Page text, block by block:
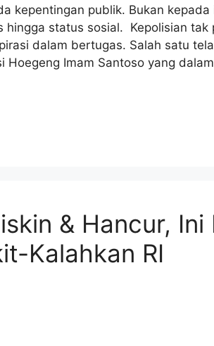
kepentingan publik. Bukan
hingga status sosial. Kepolisian tak
dalam bertugas. Salah satu
Hoegeng Imam Santoso yang
& Hancur, Ini
Kalahkan RI